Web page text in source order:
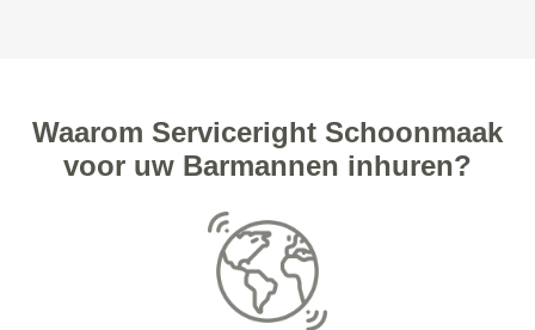
Waarom Serviceright Schoonmaak
voor uw Barmannen inhuren?